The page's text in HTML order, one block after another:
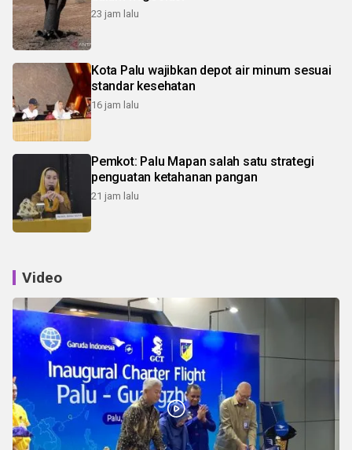
23 jam lalu
Kota Palu wajibkan depot air minum sesuai
standar kesehatan
16 jam lalu
Pemkot: Palu Mapan salah satu strategi
penguatan ketahanan pangan
21 jam lalu
Video